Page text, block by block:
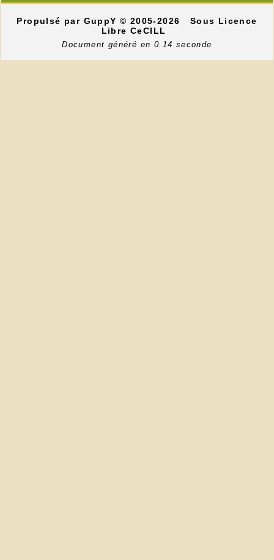
Propulsé par GuppY© 2005-2026
Sous Licence
Libre CeCILL
Document généré en 0.14 seconde